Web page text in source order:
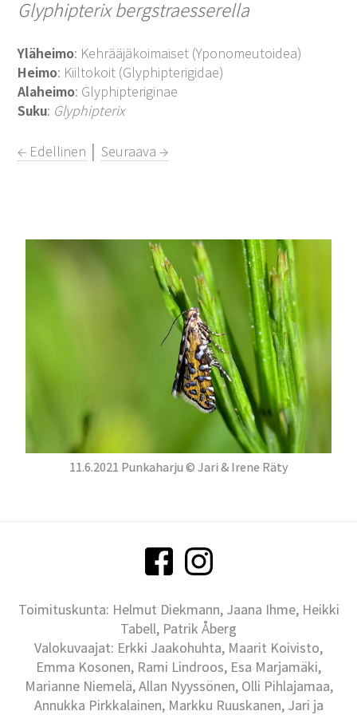
Glyphipterix bergstraesserella
Yläheimo: Kehrääjäkoimaiset (Yponomeutoidea)
Heimo: Kiiltokoit (Glyphipterigidae)
Alaheimo: Glyphipteriginae
Suku: Glyphipterix
← Edellinen │Seuraava →
11.6.2021 Punkaharju © Jari & Irene Räty
Toimituskunta: Helmut Diekmann, Jaana Ihme, Heikki
Tabell, Patrik Åberg
Valokuvaajat: Erkki Jaakohuhta, Maarit Koivisto,
Emma Kosonen, Rami Lindroos, Esa Marjamäki,
Marianne Niemelä, Allan Nyyssönen, Olli Pihlajamaa,
Annukka Pirkkalainen, Markku Ruuskanen, Jari ja